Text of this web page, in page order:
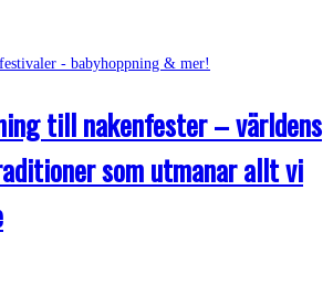
till nakenfester – världens
som utmanar allt vi